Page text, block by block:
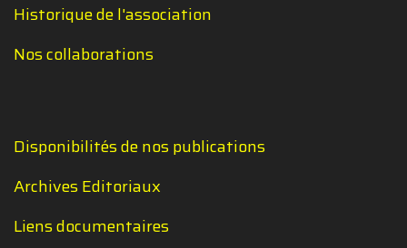
Historique de l'association
Nos collaborations
Disponibilités de nos publications
Archives Editoriaux
Liens documentaires